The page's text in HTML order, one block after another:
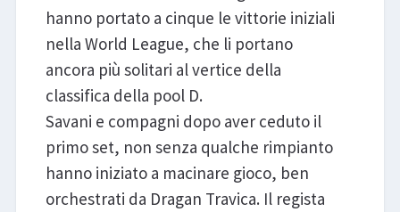
hanno portato a cinque le vittorie iniziali
nella World League, che li portano
ancora più solitari al vertice della
classifica della pool D.
Savani e compagni dopo aver ceduto il
primo set, non senza qualche rimpianto
hanno iniziato a macinare gioco, ben
orchestrati da Dragan Travica. Il regista